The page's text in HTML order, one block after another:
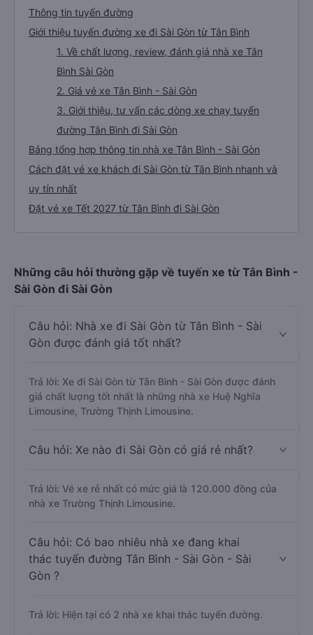
Thông tin tuyến đường
Giới thiệu tuyến đường xe đi Sài Gòn từ Tân Bình
1. Về chất lượng, review, đánh giá nhà xe Tân
Bình Sài Gòn
2. Giá vé xe Tân Bình - Sài Gòn
3. Giới thiệu, tư vấn các dòng xe chạy tuyến
đường Tân Bình đi Sài Gòn
Bảng tổng hợp thông tin nhà xe Tân Bình - Sài Gòn
Cách đặt vé xe khách đi Sài Gòn từ Tân Bình nhanh và
uy tín nhất
Đặt vé xe Tết 2027 từ Tân Bình đi Sài Gòn
Những câu hỏi thường gặp về tuyến xe từ Tân Bình -
Sài Gòn đi Sài Gòn
Câu hỏi: Nhà xe đi Sài Gòn từ Tân Bình - Sài
Gòn được đánh giá tốt nhất?
Trả lời: Xe đi Sài Gòn từ Tân Bình - Sài Gòn được đánh
giá chất lượng tốt nhất là những nhà xe Huệ Nghĩa
Limousine, Trường Thịnh Limousine.
Câu hỏi: Xe nào đi Sài Gòn có giá rẻ nhất?
Trả lời: Vé xe rẻ nhất có mức giá là 120.000 đồng của
nhà xe Trường Thịnh Limousine.
Câu hỏi: Có bao nhiêu nhà xe đang khai
thác tuyến đường Tân Bình - Sài Gòn - Sài
Gòn ?
Trả lời: Hiện tại có 2 nhà xe khai thác tuyến đường.